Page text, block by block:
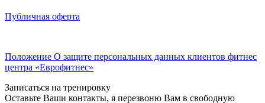
Публичная оферта
Положение О защите персональных данных клиентов фитнес
центра «Еврофитнес»
Записаться на тренировку
Оставьте Ваши контакты, я перезвоню Вам в свободную